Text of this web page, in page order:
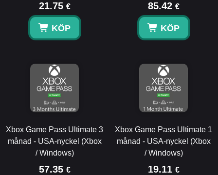
21.75 €
KÖP
85.42 €
KÖP
Xbox Game Pass Ultimate 3
månad - USA-nyckel (Xbox
/ Windows)
57.35 €
Xbox Game Pass Ultimate 1
månad - USA-nyckel (Xbox
/ Windows)
19.11 €